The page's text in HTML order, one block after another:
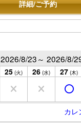
詳細/ご予約
2026/8/23～ 2026/8/
25 (火) 26 (水) 27 (木)
カ